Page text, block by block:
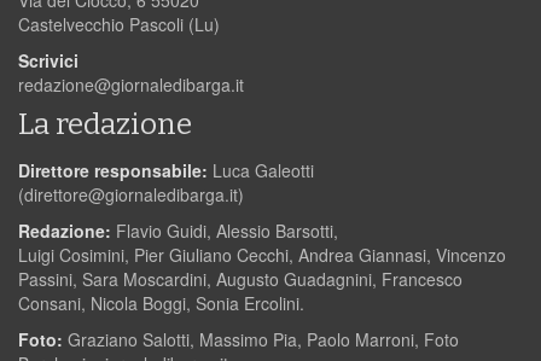
Castelvecchio Pascoli (Lu)
Scrivici
redazione@giornaledibarga.it
La redazione
Direttore responsabile: Luca Galeotti
(direttore@giornaledibarga.it)
Redazione: Flavio Guidi, Alessio Barsotti,
Luigi Cosimini, Pier Giuliano Cecchi, Andrea Giannasi, Vincenzo
Passini, Sara Moscardini, Augusto Guadagnini, Francesco
Consani, Nicola Boggi, Sonia Ercolini.
Foto: Graziano Salotti, Massimo Pia, Paolo Marroni, Foto